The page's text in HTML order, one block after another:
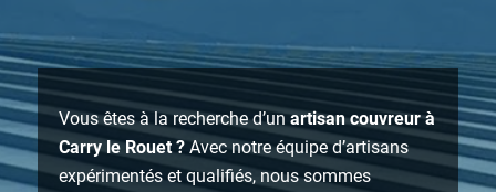
Vous êtes à la recherche d’unartisan couvreur à
Carry le Rouet ?Avec notre équipe d’artisans
expérimentés et qualifiés, nous sommes